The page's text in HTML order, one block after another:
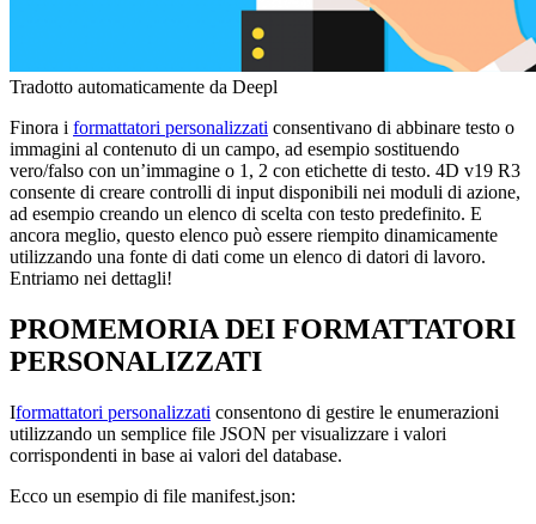
Tradotto automaticamente da Deepl
Finora i formattatori personalizzati consentivano di abbinare testo o
immagini al contenuto di un campo, ad esempio sostituendo
vero/falso con un’immagine o 1, 2 con etichette di testo. 4D v19 R3
consente di creare controlli di input disponibili nei moduli di azione,
ad esempio creando un elenco di scelta con testo predefinito. E
ancora meglio, questo elenco può essere riempito dinamicamente
utilizzando una fonte di dati come un elenco di datori di lavoro.
Entriamo nei dettagli!
PROMEMORIA DEI FORMATTATORI
PERSONALIZZATI
Iformattatori personalizzati consentono di gestire le enumerazioni
utilizzando un semplice file JSON per visualizzare i valori
corrispondenti in base ai valori del database.
Ecco un esempio di file manifest.json: